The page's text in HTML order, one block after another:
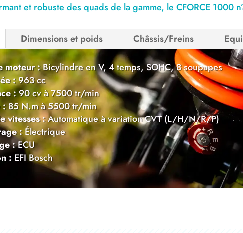
et robuste des quads de la gamme, le CFORCE 1000
Dimensions et poids Châssis/Freins
moteur :Bicylindre en V, 4 temps, SOHC, 8 soupapes
:963 cc
:90 cv à 7500 tr/min
:85 N.m à 5500 tr/min
vitesses :Automatique à variation CVT (L/H/N/R/P)
: Électrique
:ECU
: EFI Bosch